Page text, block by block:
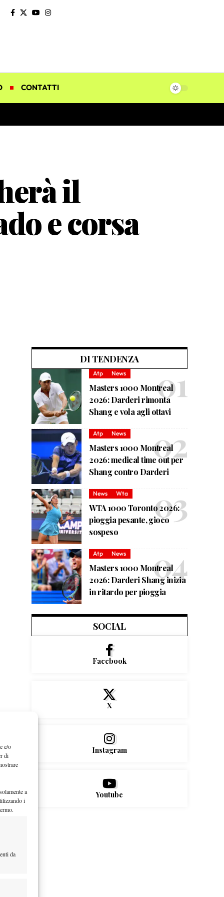
e/o
di
a
i
da
CONTATTI
il
e corsa
DI TENDENZA
Atp News
Masters 1000 Montreal
2026: Darderi rimonta
Shang e vola agli ottavi
Atp News
Masters 1000 Montreal
2026: medical time out per
Shang contro Darderi
News Wta
WTA 1000 Toronto 2026:
pioggia pesante, gioco
sospeso
Atp News
Masters 1000 Montreal
2026: Darderi Shang inizia
in ritardo per pioggia
SOCIAL
Facebook
X
Instagram
Youtube